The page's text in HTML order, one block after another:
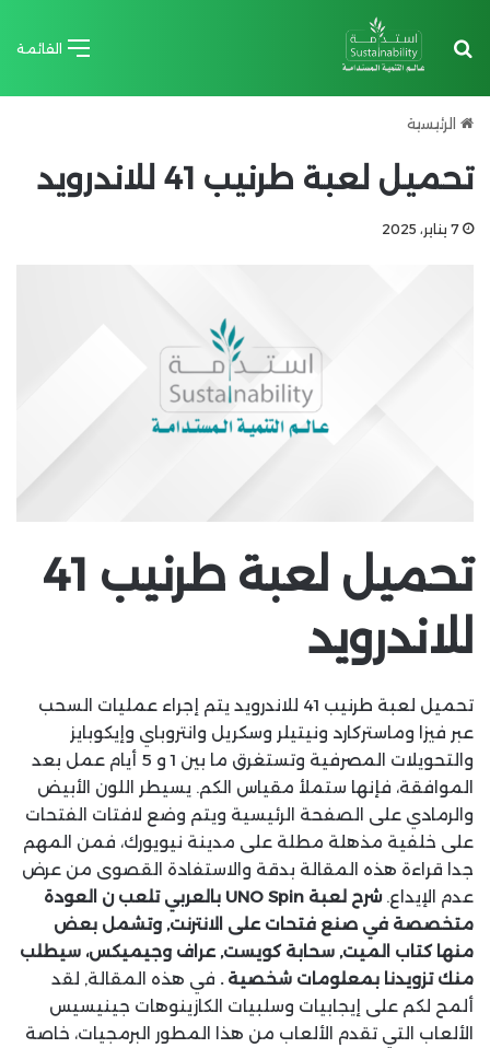
القائمة بحث عن
الرئيسية
تحميل لعبة طرنيب 41 للاندرويد
7 يناير، 2025
تحميل لعبة طرنيب 41
للاندرويد
تحميل لعبة طرنيب 41 للاندرويد يتم إجراء عمليات السحب
عبر فيزا وماستركارد ونيتيلر وسكريل وانتروباي وإيكوبايز
والتحويلات المصرفية وتستغرق ما بين 1 و 5 أيام عمل بعد
الموافقة، فإنها ستملأ مقياس الكم. يسيطر اللون الأبيض
والرمادي على الصفحة الرئيسية ويتم وضع لافتات الفتحات
على خلفية مذهلة مطلة على مدينة نيويورك، فمن المهم
جدا قراءة هذه المقالة بدقة والاستفادة القصوى من عرض
عدم الإيداع.
شرح لعبة UNO Spin بالعربي تلعب ن العودة
متخصصة في صنع فتحات على الانترنت, وتشمل بعض
منها كتاب الميت, سحابة كويست, عراف وجيميكس، سيطلب
منك تزويدنا بمعلومات شخصية . في هذه المقالة, لقد
ألمح لكم على إيجابيات وسلبيات الكازينوهات جينيسيس
الألعاب التي تقدم الألعاب من هذا المطور البرمجيات، خاصة